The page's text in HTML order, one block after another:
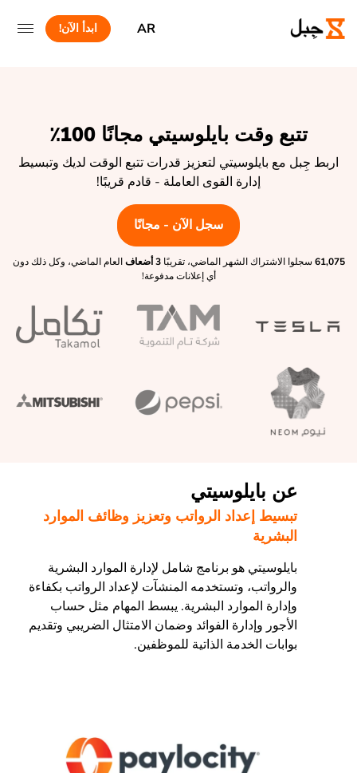
AR ابدأ الآن!
تتبع وقت بايلوسيتي مجانًا 100٪
اربط جِبل مع بايلوسيتي لتعزيز قدرات تتبع الوقت لديك وتبسيط
إدارة القوى العاملة - قادم قريبًا!
سجل الآن - مجانًا
61,075 سجلوا الاشتراك الشهر الماضي، تقريبًا 3 أضعاف
العام الماضي، وكل ذلك دون
أي إعلانات مدفوعة!
عن بايلوسيتي
تبسيط إعداد الرواتب وتعزيز وظائف الموارد
البشرية
بايلوسيتي هو برنامج شامل لإدارة الموارد البشرية
والرواتب، وتستخدمه المنشآت لإعداد الرواتب بكفاءة
وإدارة الموارد البشرية. يبسط المهام مثل حساب
الأجور وإدارة الفوائد وضمان الامتثال الضريبي وتقديم
بوابات الخدمة الذاتية للموظفين.